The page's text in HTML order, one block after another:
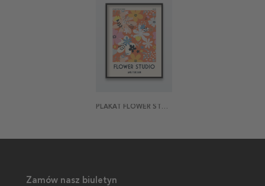
PLAKAT FLOWER STUDIO AMSTERDAM
Zamów nasz biuletyn